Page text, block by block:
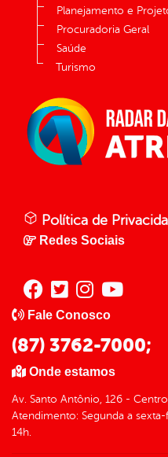
Planejamento e
Procuradoria Geral
Saúde
Turismo
Política de
Redes Sociais
Fale Conosco
(87) 3762-7000;
Onde estamos
Av. Santo Antônio, 126 -
Atendimento: Segunda a
14h.